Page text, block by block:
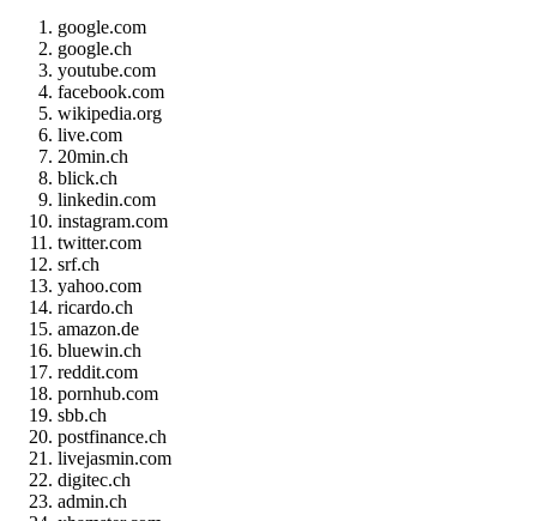
google.com
google.ch
youtube.com
facebook.com
wikipedia.org
live.com
20min.ch
blick.ch
linkedin.com
instagram.com
twitter.com
srf.ch
yahoo.com
ricardo.ch
amazon.de
bluewin.ch
reddit.com
pornhub.com
sbb.ch
postfinance.ch
livejasmin.com
digitec.ch
admin.ch